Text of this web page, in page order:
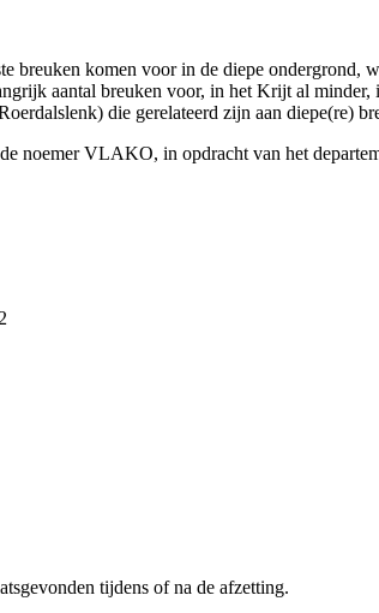
breuken komen voor in de diepe ondergrond,
aantal breuken voor, in het Krijt al minder,
die gerelateerd zijn aan diepe(re)
noemer VLAKO, in opdracht van het
tijdens of na de afzetting.